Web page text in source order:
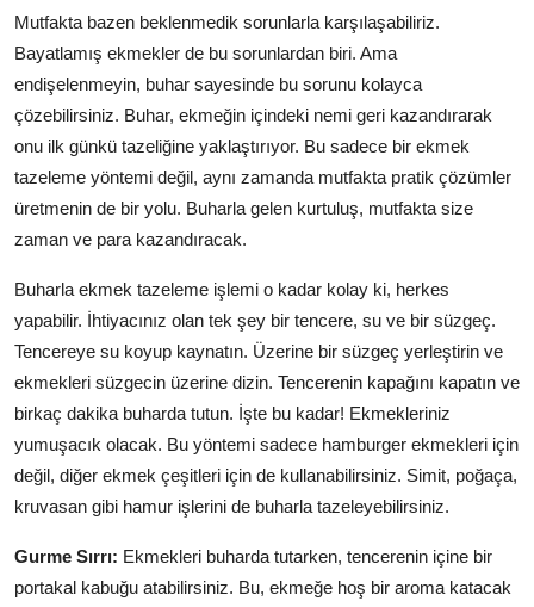
Mutfakta bazen beklenmedik sorunlarla karşılaşabiliriz.
Bayatlamış ekmekler de bu sorunlardan biri. Ama
endişelenmeyin, buhar sayesinde bu sorunu kolayca
çözebilirsiniz. Buhar, ekmeğin içindeki nemi geri kazandırarak
onu ilk günkü tazeliğine yaklaştırıyor. Bu sadece bir ekmek
tazeleme yöntemi değil, aynı zamanda mutfakta pratik çözümler
üretmenin de bir yolu. Buharla gelen kurtuluş, mutfakta size
zaman ve para kazandıracak.
Buharla ekmek tazeleme işlemi o kadar kolay ki, herkes
yapabilir. İhtiyacınız olan tek şey bir tencere, su ve bir süzgeç.
Tencereye su koyup kaynatın. Üzerine bir süzgeç yerleştirin ve
ekmekleri süzgecin üzerine dizin. Tencerenin kapağını kapatın ve
birkaç dakika buharda tutun. İşte bu kadar! Ekmekleriniz
yumuşacık olacak. Bu yöntemi sadece hamburger ekmekleri için
değil, diğer ekmek çeşitleri için de kullanabilirsiniz. Simit, poğaça,
kruvasan gibi hamur işlerini de buharla tazeleyebilirsiniz.
Gurme Sırrı: Ekmekleri buharda tutarken, tencerenin içine bir
portakal kabuğu atabilirsiniz. Bu, ekmeğe hoş bir aroma katacak